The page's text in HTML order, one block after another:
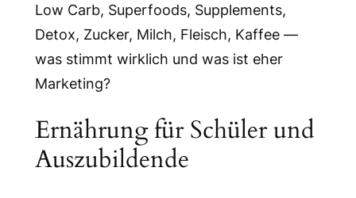
Low Carb, Superfoods, Supplements,
Detox, Zucker, Milch, Fleisch, Kaffee —
was stimmt wirklich und was ist eher
Marketing?
Ernährung für Schüler und
Auszubildende